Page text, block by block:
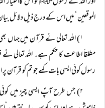
الموقعین ‘ میں اس کے درج ذیل دلائل
۱) اللہ تعالی نے قرآن میں
مطلقاً اطاعت کا حکم ہے۔ اللہ تعالی نے
رسول کوئی ایسی بات کہے جو تم کو قرآن پر
۲) جس طرح آپؐ ایسی چیز میں